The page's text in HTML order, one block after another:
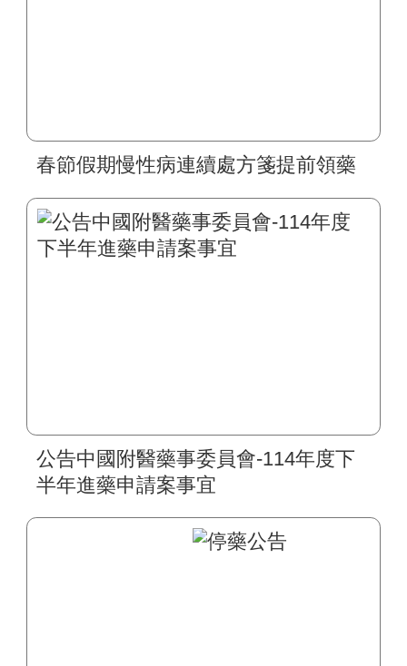
春節假期慢性病連續處方箋提前領藥
公告中國附醫藥事委員會-114年度下
半年進藥申請案事宜